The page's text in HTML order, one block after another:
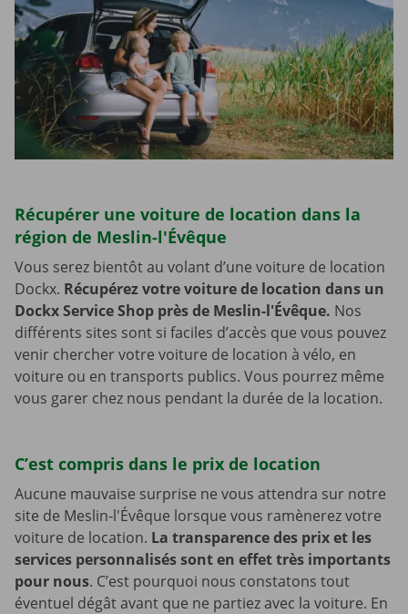
Récupérer une voiture de location dans la
région de Meslin-l'Évêque
Vous serez bientôt au volant d’une voiture de location
Dockx. Récupérez votre voiture de location dans un
Dockx Service Shop près de Meslin-l'Évêque. Nos
différents sites sont si faciles d’accès que vous pouvez
venir chercher votre voiture de location à vélo, en
voiture ou en transports publics. Vous pourrez même
vous garer chez nous pendant la durée de la location.
C’est compris dans le prix de location
Aucune mauvaise surprise ne vous attendra sur notre
site de Meslin-l'Évêque lorsque vous ramènerez votre
voiture de location. La transparence des prix et les
services personnalisés sont en effet très importants
pour nous. C’est pourquoi nous constatons tout
éventuel dégât avant que ne partiez avec la voiture. En